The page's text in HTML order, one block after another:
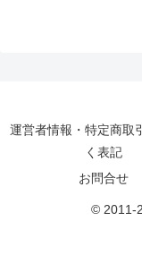
運営者情報・特定商取
く表記
お問合せ
© 2011-